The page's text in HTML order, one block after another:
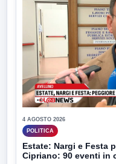
4 AGOSTO 2026
POLITICA
Estate: Nargi e Festa
Cipriano: 90 eventi in